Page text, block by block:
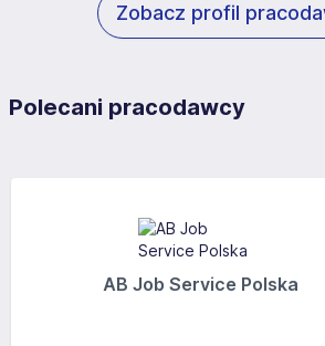
Zobacz profil
Polecani pracodawcy
AB Job Service Polska